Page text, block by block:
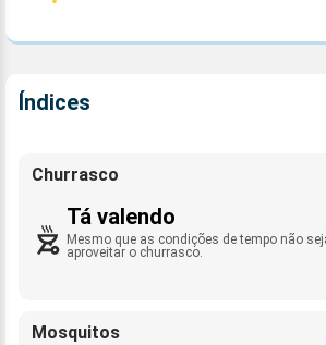
Índices
Churrasco
Tá valendo
Mesmo que as condições de tempo não
aproveitar o churrasco.
Mosquitos